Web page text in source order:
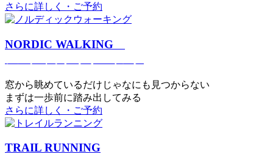
さらに詳しく・ご予約
NORDIC WALKING
窓から眺めているだけじゃなにも見つからない
まずは一歩前に踏み出してみる
さらに詳しく・ご予約
TRAIL RUNNING